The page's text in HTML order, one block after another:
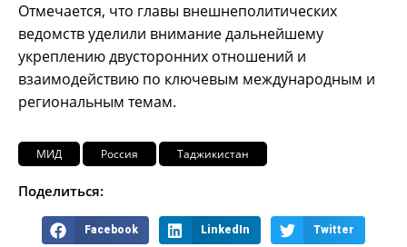
Отмечается, что главы внешнеполитических
ведомств уделили внимание дальнейшему
укреплению двусторонних отношений и
взаимодействию по ключевым международным и
региональным темам.
МИД Россия Таджикистан
Поделиться:
Facebook LinkedIn Twitter